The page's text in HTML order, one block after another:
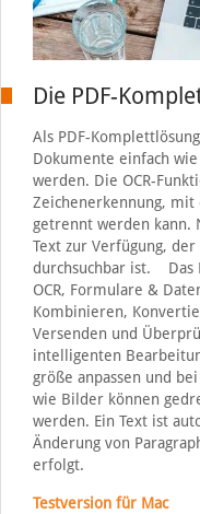
Die PDF-
Als PDF-
Dokumente einfach
werden. Die OCR-
Zeichenerkennung, mit
getrennt werden kann.
Text zur Verfügung,
durchsuchbar ist. Das
OCR, Formulare &
Kombinieren,
Versenden und
intelligenten
größe anpassen und
wie Bilder können
werden. Ein Text ist
Änderung von
erfolgt.
Testversion für Mac